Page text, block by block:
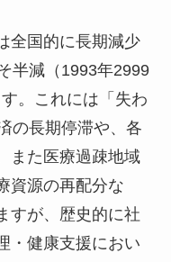
全国的に長期減少
半減（1993年2999
。これには「失わ
の長期停滞や、各
また医療過疎地域
資源の再配分な
すが、歴史的に社
・健康支援におい